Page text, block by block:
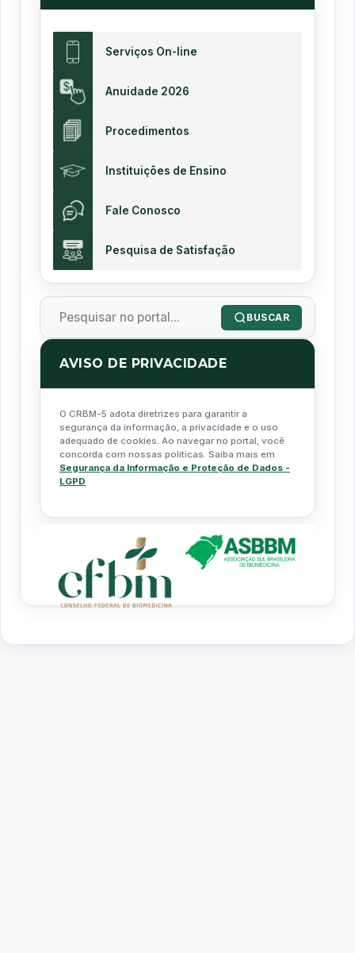
Serviços On-line
Anuidade 2026
Procedimentos
Instituições de Ensino
Fale Conosco
Pesquisa de Satisfação
BUSCAR
AVISO DE PRIVACIDADE
O CRBM-5 adota diretrizes para garantir a
segurança da informação, a privacidade e o uso
adequado de cookies. Ao navegar no portal, você
concorda com nossas políticas. Saiba mais em
Segurança da Informação e Proteção de Dados -
LGPD